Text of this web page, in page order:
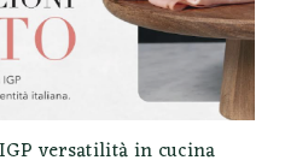
versatilità in cucina